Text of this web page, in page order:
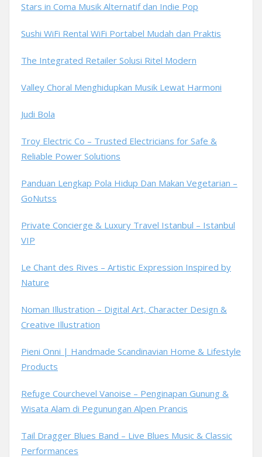
Stars in Coma Musik Alternatif dan Indie Pop
Sushi WiFi Rental WiFi Portabel Mudah dan Praktis
The Integrated Retailer Solusi Ritel Modern
Valley Choral Menghidupkan Musik Lewat Harmoni
Judi Bola
Troy Electric Co – Trusted Electricians for Safe &
Reliable Power Solutions
Panduan Lengkap Pola Hidup Dan Makan Vegetarian –
GoNutss
Private Concierge & Luxury Travel Istanbul – Istanbul
VIP
Le Chant des Rives – Artistic Expression Inspired by
Nature
Noman Illustration – Digital Art, Character Design &
Creative Illustration
Pieni Onni | Handmade Scandinavian Home & Lifestyle
Products
Refuge Courchevel Vanoise – Penginapan Gunung &
Wisata Alam di Pegunungan Alpen Prancis
Tail Dragger Blues Band – Live Blues Music & Classic
Performances